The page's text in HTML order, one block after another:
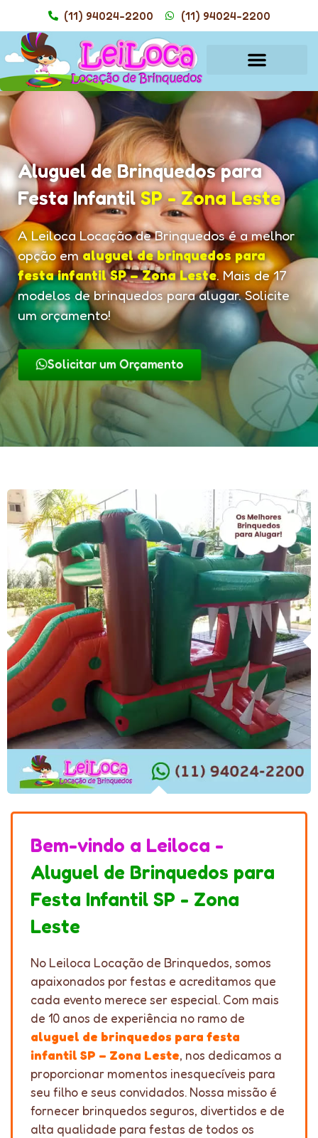
(11) 94024-2200 (11) 94024-2200
Aluguel de Brinquedos para
Festa InfantilSP - Zona Leste
A Leiloca Locação de Brinquedos é a melhor
opção emaluguel de brinquedos para
festa infantil SP – Zona Leste. Mais de 17
modelos de brinquedos para alugar. Solicite
um orçamento!
Solicitar um Orçamento
Bem-vindo a Leiloca -
Aluguel de Brinquedos para
Festa Infantil SP - Zona
Leste
No Leiloca Locação de Brinquedos, somos
apaixonados por festas e acreditamos que
cada evento merece ser especial. Com mais
de 10 anos de experiência no ramo de
aluguel de brinquedos para festa
infantil SP – Zona Leste, nos dedicamos a
proporcionar momentos inesquecíveis para
seu filho e seus convidados. Nossa missão é
fornecer brinquedos seguros, divertidos e de
alta qualidade para festas de todos os